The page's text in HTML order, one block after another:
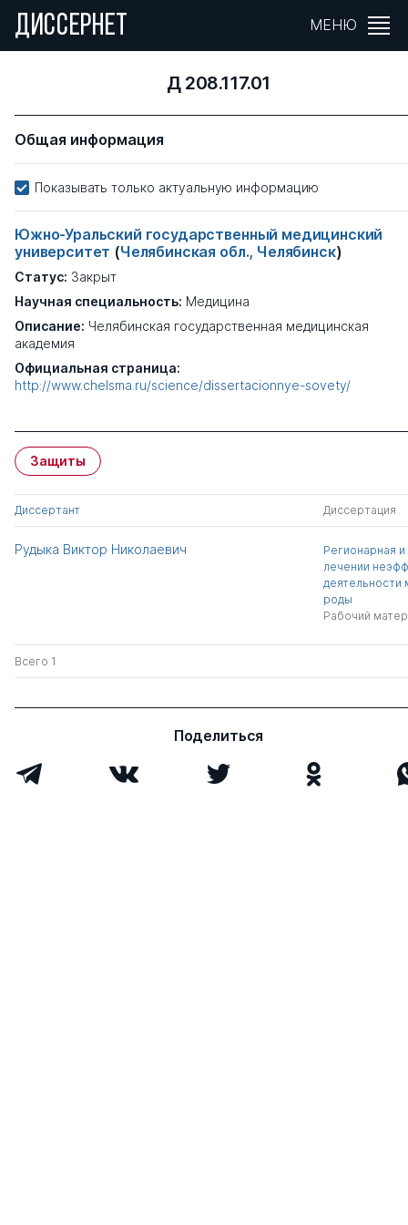
ДИССЕРНЕТ МЕНЮ
Д 208.117.01
Общая информация
Показывать только актуальную информацию
Южно-Уральский государственный медицинский
университет (Челябинская обл., Челябинск)
Статус: Закрыт
Научная специальность: Медицина
Описание: Челябинская государственная медицинская
академия
Официальная страница:
http://www.chelsma.ru/science/dissertacionnye-sovety/
Защиты
Диссертант Диссертация
Рудыка Виктор Николаевич
Регионарная и
лечении
деятельности
роды
Рабочий
Всего 1
Поделиться